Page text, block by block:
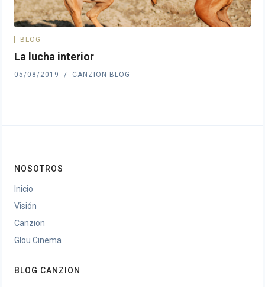
BLOG
La lucha interior
05/08/2019 CANZION BLOG
NOSOTROS
Inicio
Visión
Canzion
Glou Cinema
BLOG CANZION